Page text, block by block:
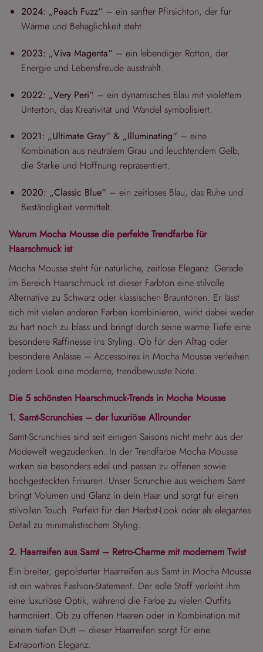
2024: „Peach Fuzz“ – ein sanfter Pfirsichton, der für
Wärme und Behaglichkeit steht.
2023: „Viva Magenta“ – ein lebendiger Rotton, der
Energie und Lebensfreude ausstrahlt.
2022: „Very Peri“ – ein dynamisches Blau mit violettem
Unterton, das Kreativität und Wandel symbolisiert.
2021: „Ultimate Gray“ & „Illuminating“ – eine
Kombination aus neutralem Grau und leuchtendem Gelb,
die Stärke und Hoffnung repräsentiert.
2020: „Classic Blue“ – ein zeitloses Blau, das Ruhe und
Beständigkeit vermittelt.
Warum Mocha Mousse die perfekte Trendfarbe für
Haarschmuck ist
Mocha Mousse steht für natürliche, zeitlose Eleganz. Gerade
im Bereich Haarschmuck ist dieser Farbton eine stilvolle
Alternative zu Schwarz oder klassischen Brauntönen. Er lässt
sich mit vielen anderen Farben kombinieren, wirkt dabei weder
zu hart noch zu blass und bringt durch seine warme Tiefe eine
besondere Raffinesse ins Styling. Ob für den Alltag oder
besondere Anlässe – Accessoires in Mocha Mousse verleihen
jedem Look eine moderne, trendbewusste Note.
Die 5 schönsten Haarschmuck-Trends in Mocha Mousse
1. Samt-Scrunchies – der luxuriöse Allrounder
Samt-Scrunchies sind seit einigen Saisons nicht mehr aus der
Modewelt wegzudenken. In der Trendfarbe Mocha Mousse
wirken sie besonders edel und passen zu offenen sowie
hochgesteckten Frisuren. Unser Scrunchie aus weichem Samt
bringt Volumen und Glanz in dein Haar und sorgt für einen
stilvollen Touch. Perfekt für den Herbst-Look oder als elegantes
Detail zu minimalistischem Styling.
2. Haarreifen aus Samt – Retro-Charme mit modernem Twist
Ein breiter, gepolsterter Haarreifen aus Samt in Mocha Mousse
ist ein wahres Fashion-Statement. Der edle Stoff verleiht ihm
eine luxuriöse Optik, während die Farbe zu vielen Outfits
harmoniert. Ob zu offenen Haaren oder in Kombination mit
einem tiefen Dutt – dieser Haarreifen sorgt für eine
Extraportion Eleganz.